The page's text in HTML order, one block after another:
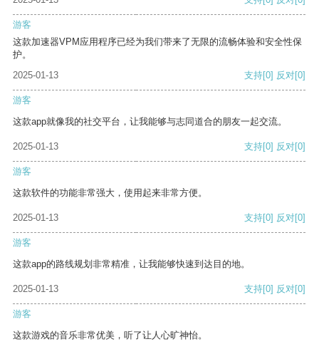
游客
这款加速器VPM应用程序已经为我们带来了无限的流畅体验和安全性保
护。
2025-01-13
支持[0] 反对[0]
游客
这款app就像我的社交平台，让我能够与志同道合的朋友一起交流。
2025-01-13 支持[0] 反对[0]
游客
这款软件的功能非常强大，使用起来非常方便。
2025-01-13 支持[0] 反对[0]
游客
这款app的路线规划非常精准，让我能够快速到达目的地。
2025-01-13 支持[0] 反对[0]
游客
这款游戏的音乐非常优美，听了让人心旷神怡。